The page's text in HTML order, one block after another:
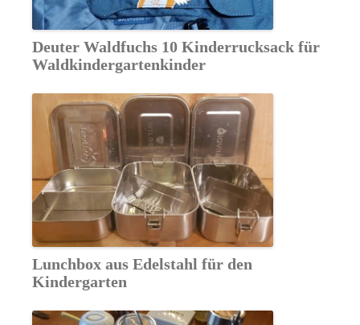
Deuter Waldfuchs 10 Kinderrucksack für
Waldkindergartenkinder
Lunchbox aus Edelstahl für den
Kindergarten